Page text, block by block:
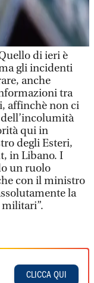
di ieri è
gli incidenti
anche
tra
affinchè non ci
qui in
degli Esteri,
in Libano. I
un ruolo
con il ministro
la
CLICCA QUI